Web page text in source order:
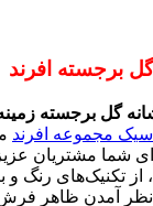
برجسته افرند
مجموعه افرند
برای شما مشتریان
از تکنیک‌های رنگ و
آمدن ظاهر